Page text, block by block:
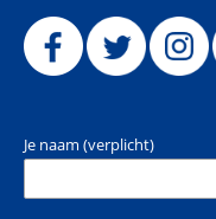
Je naam (verplicht)